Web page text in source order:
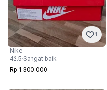
1
Nike
42.5·Sangat baik
Rp 1.300.000